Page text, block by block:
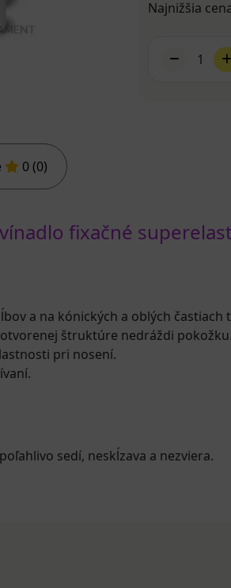
0 (0)
Najnižšia
1
fixačné
a na kónických a oblých častiach
štruktúre nedráždi pokožku.
pri nosení.
sedí, neskĺzava a nezviera.